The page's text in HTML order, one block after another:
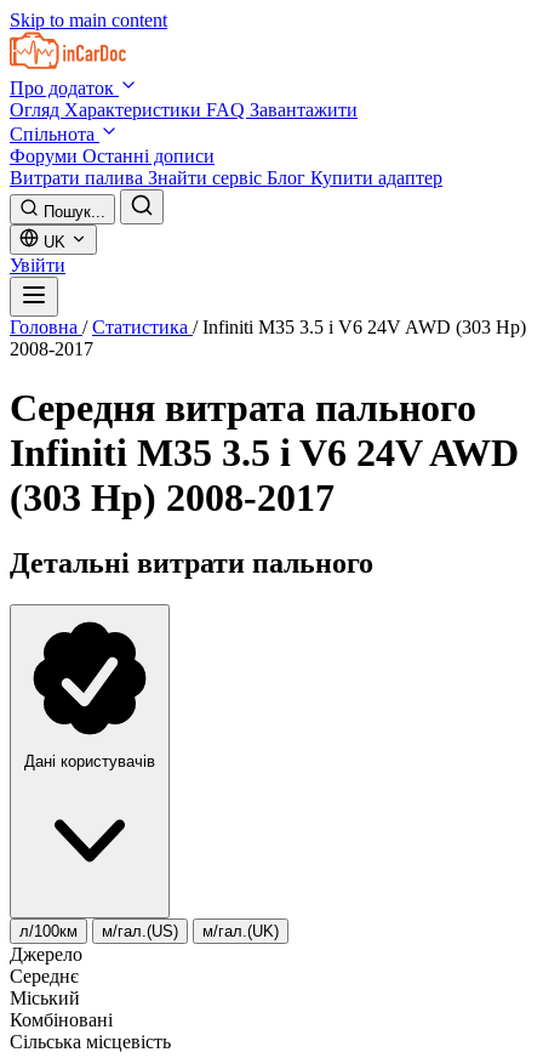
Skip to main content
Про додаток
Огляд Характеристики FAQ Завантажити
Спільнота
Форуми Останні дописи
Витрати палива Знайти сервіс Блог Купити адаптер
Пошук...
UK
Увійти
Головна / Статистика / Infiniti M35 3.5 i V6 24V AWD (303 Hp)
2008-2017
Середня витрата пального
Infiniti M35 3.5 i V6 24V AWD
(303 Hp) 2008-2017
Детальні витрати пального
Дані користувачів
л/100км м/гал.(US) м/гал.(UK)
Джерело
Середнє
Міський
Комбіновані
Сільська місцевість